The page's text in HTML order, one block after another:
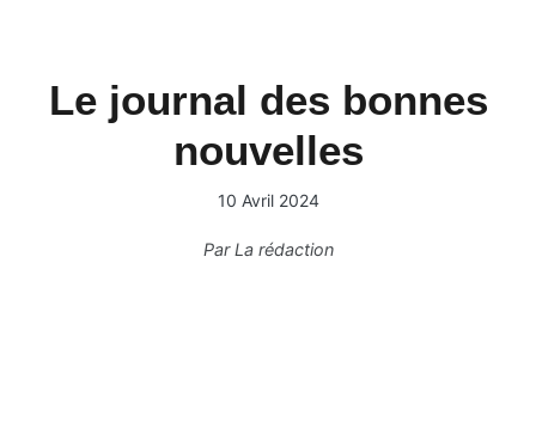
Le journal des bonnes
nouvelles
10 Avril 2024
ParLa rédaction